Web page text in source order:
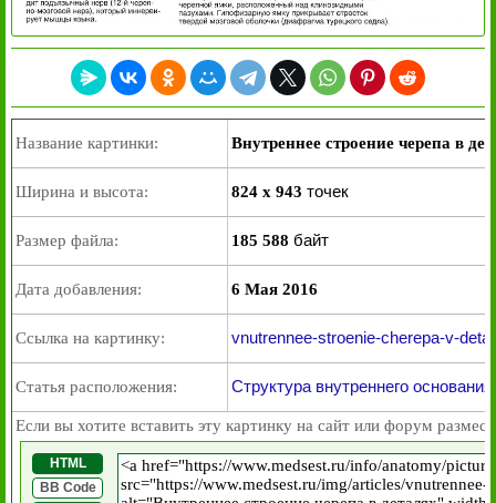
Название картинки: Внутреннее строение черепа в
Ширина и высота: 824 x 943 точек
Размер файла: 185 588 байт
Дата добавления: 6 Мая 2016
Ссылка на картинку: vnutrennee-stroenie-cherepa-v-
Статья расположения: Структура внутреннего
Если вы хотите вставить эту картинку на сайт или форум
HTML
BB Code